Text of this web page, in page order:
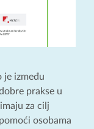
je između
prakse u
za cilj
osobama